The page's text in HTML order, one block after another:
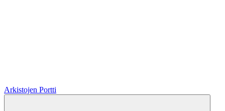
Arkistojen Portti